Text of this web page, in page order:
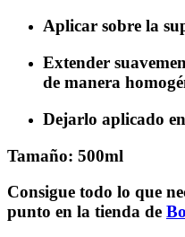
Aplicar sobre la
Extender
de manera
Dejarlo aplicado
Tamaño: 500ml
Consigue todo lo que
punto en la tienda de